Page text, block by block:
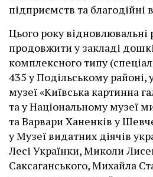
підприємств та благодійні
Цього року відновлювальні
продовжити у закладі
комплексного типу
435 у Подільському районі,
музеї «Київська картинна
та у Національному музеї
та Варвари Ханенків у
у Музеї видатних діячів
Лесі Українки, Миколи
Саксаганського, Михайла